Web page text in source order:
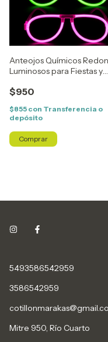
Anteojos Químicos
Luminosos para Fiestas y
$950
$855 con Transferencia o
depósito
5493586542959
3586542959
Mitre 950, Río Cuarto